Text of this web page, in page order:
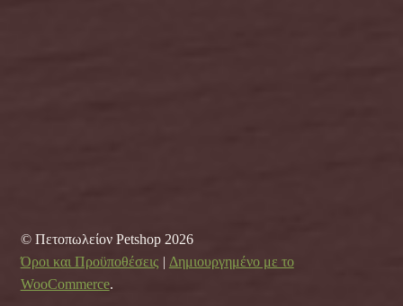
© Πετοπωλείον Petshop 2026
Όροι και Προϋποθέσεις
Δημιουργημένο με το
WooCommerce.